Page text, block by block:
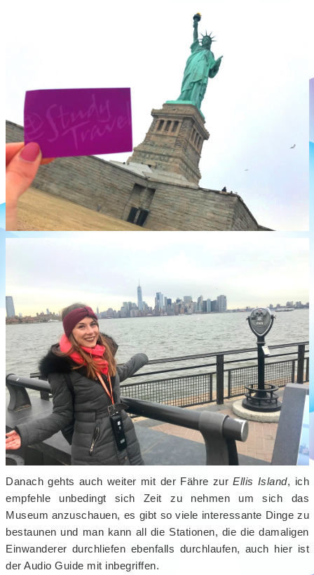
Danach gehts auch weiter mit der Fähre zurEllis Island, ich
empfehle unbedingt sich Zeit zu nehmen um sich das
Museum anzuschauen, es gibt so viele interessante Dinge zu
bestaunen und man kann all die Stationen, die die damaligen
Einwanderer durchliefen ebenfalls durchlaufen, auch hier ist
der Audio Guide mit inbegriffen.